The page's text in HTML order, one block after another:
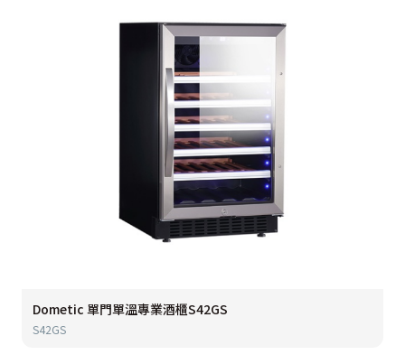
Dometic 單門單溫專業酒櫃S42GS
S42GS